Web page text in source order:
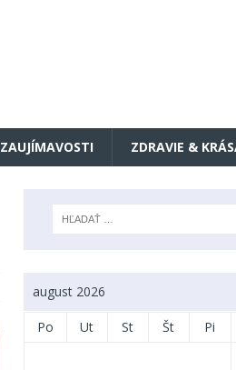
ZAUJÍMAVOSTI ZDRAVIE &
august 2026
Po Ut St Št Pi